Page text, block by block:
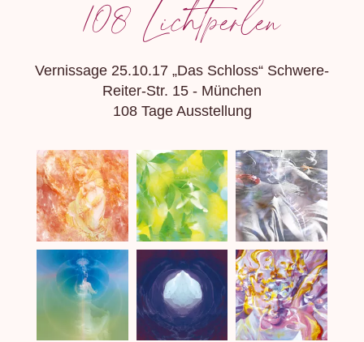
108 Lichtperlen
Vernissage 25.10.17 „Das Schloss“ Schwere-
Reiter-Str. 15 - München
108 Tage Ausstellung